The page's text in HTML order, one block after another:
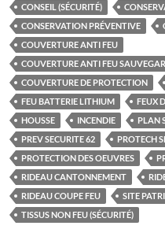
CONSEIL (SÉCURITÉ)
CONSERVATION PRÉVENTIVE
COUVERTURE ANTI FEU
COUVERTURE ANTI FEU
COUVERTURE DE PROTECTION
FEU BATTERIE LITHIUM
FEUX
HOUSSE
INCENDIE
PLAN
PREV SECURITE 62
PROTECH
PROTECTION DES OEUVRES
RIDEAU CANTONNEMENT
RIDEAU COUPE FEU
SITE
TISSUS NON FEU (SÉCURITÉ)